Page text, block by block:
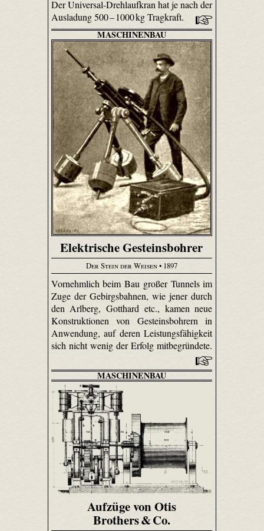
Der Universal-Drehlaufkran hat je nach der
Ausladung 500 – 1000 kg Tragkraft.
MASCHINENBAU
Elektrische Gesteinsbohrer
Der Stein der Weisen• 1897
Vornehmlich beim Bau großer Tunnels im
Zuge der Gebirgsbahnen, wie jener durch
den Arlberg, Gotthard etc., kamen neue
Konstruktionen von Gesteinsbohrern in
Anwendung, auf deren Leistungsfähigkeit
sich nicht wenig der Erfolg mitbegründete.
MASCHINENBAU
Aufzüge von Otis
Brothers & Co.